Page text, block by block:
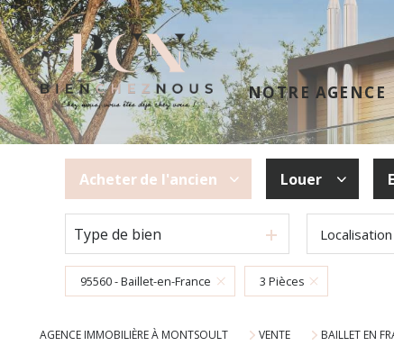
NOTRE AGENCE
Acheterde l'ancien
De l'ancien
Louer
à l'année
Type de bien Localisation
95560 - Baillet-en-France 3 Pièces
AGENCE IMMOBILIÈRE À MONTSOULT VENTE BAILLET EN